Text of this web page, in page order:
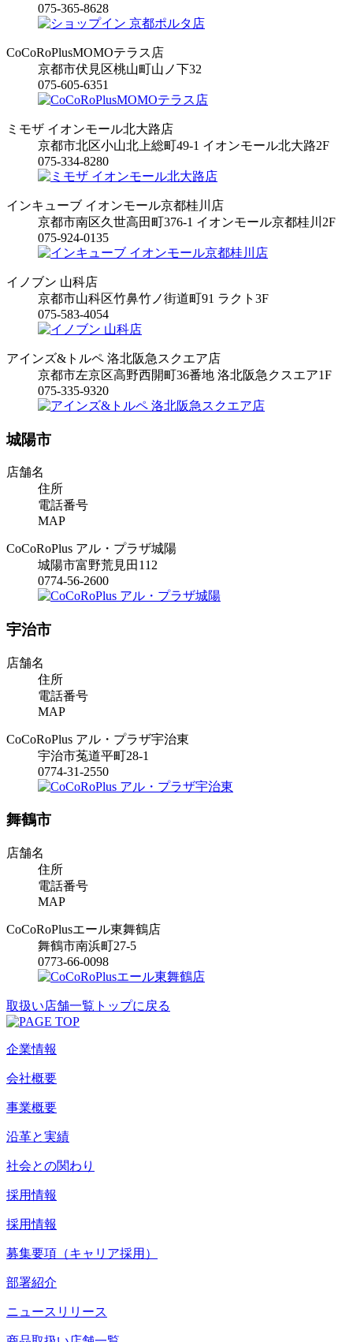
075-365-8628
CoCoRoPlusMOMOテラス店
京都市伏見区桃山町山ノ下32
075-605-6351
ミモザ イオンモール北大路店
京都市北区小山北上総町49-1 イオンモール北大路2F
075-334-8280
インキューブ イオンモール京都桂川店
京都市南区久世高田町376-1 イオンモール京都桂川2F
075-924-0135
イノブン 山科店
京都市山科区竹鼻竹ノ街道町91 ラクト3F
075-583-4054
アインズ&トルペ 洛北阪急スクエア店
京都市左京区高野西開町36番地 洛北阪急クスエア1F
075-335-9320
城陽市
店舗名
住所
電話番号
MAP
CoCoRoPlus アル・プラザ城陽
城陽市富野荒見田112
0774-56-2600
宇治市
店舗名
住所
電話番号
MAP
CoCoRoPlus アル・プラザ宇治東
宇治市菟道平町28-1
0774-31-2550
舞鶴市
店舗名
住所
電話番号
MAP
CoCoRoPlusエール東舞鶴店
舞鶴市南浜町27-5
0773-66-0098
取扱い店舗一覧トップに戻る
企業情報
会社概要
事業概要
沿革と実績
社会との関わり
採用情報
採用情報
募集要項（キャリア採用）
部署紹介
ニュースリリース